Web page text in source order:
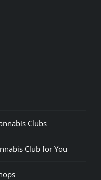
Clubs
Club for You